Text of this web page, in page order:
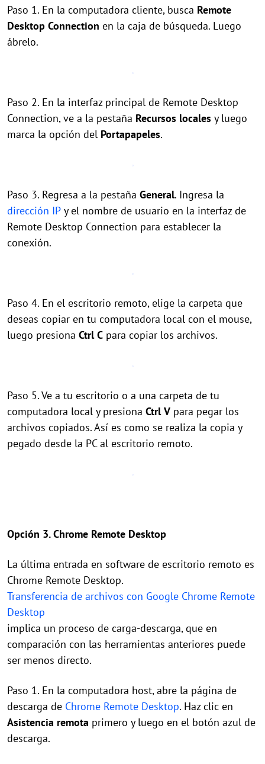
Paso 1. En la computadora cliente, busca Remote
Desktop Connection en la caja de búsqueda. Luego
ábrelo.
Paso 2. En la interfaz principal de Remote Desktop
Connection, ve a la pestaña Recursos locales y luego
marca la opción del Portapapeles.
Paso 3. Regresa a la pestaña General. Ingresa la
dirección IP y el nombre de usuario en la interfaz de
Remote Desktop Connection para establecer la
conexión.
Paso 4. En el escritorio remoto, elige la carpeta que
deseas copiar en tu computadora local con el mouse,
luego presiona Ctrl C para copiar los archivos.
Paso 5. Ve a tu escritorio o a una carpeta de tu
computadora local y presiona Ctrl V para pegar los
archivos copiados. Así es como se realiza la copia y
pegado desde la PC al escritorio remoto.
Opción 3. Chrome Remote Desktop
La última entrada en software de escritorio remoto es
Chrome Remote Desktop.
Transferencia de archivos con Google Chrome Remote
Desktop
implica un proceso de carga-descarga, que en
comparación con las herramientas anteriores puede
ser menos directo.
Paso 1. En la computadora host, abre la página de
descarga de Chrome Remote Desktop. Haz clic en
Asistencia remota primero y luego en el botón azul de
descarga.